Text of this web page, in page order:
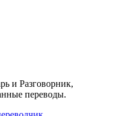
и Разговорник,
переводы.